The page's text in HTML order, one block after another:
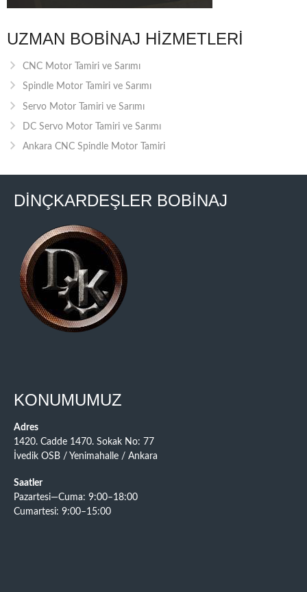
UZMAN BOBINAJ HIZMETLERI
CNC Motor Tamiri ve Sarımı
Spindle Motor Tamiri ve Sarımı
Servo Motor Tamiri ve Sarımı
DC Servo Motor Tamiri ve Sarımı
Ankara CNC Spindle Motor Tamiri
DİNÇKARDEŞLER BOBİNAJ
KONUMUMUZ
Adres
1420. Cadde 1470. Sokak No: 77
İvedik OSB / Yenimahalle / Ankara
Saatler
Pazartesi—Cuma: 9:00–18:00
Cumartesi: 9:00–15:00